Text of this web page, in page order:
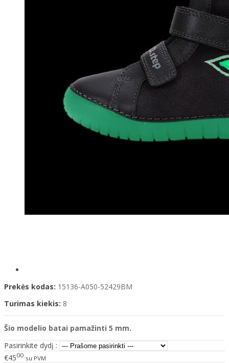
Prekės kodas: 15136-A050-52429BM
Turimas kiekis: 8
Šio modelio batai pamažinti 5 mm.
Pasirinkite dydį :
€4500 su PVM